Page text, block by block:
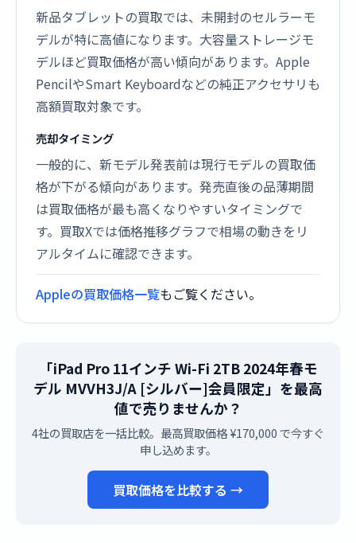
新品タブレットの買取では、未開封のセルラーモ
デルが特に高値になります。大容量ストレージモ
デルほど買取価格が高い傾向があります。Apple
PencilやSmart Keyboardなどの純正アクセサリも
高額買取対象です。
売却タイミング
一般的に、新モデル発表前は現行モデルの買取価
格が下がる傾向があります。発売直後の品薄期間
は買取価格が最も高くなりやすいタイミングで
す。買取Xでは価格推移グラフで相場の動きをリ
アルタイムに確認できます。
Appleの買取価格一覧もご覧ください。
「iPad Pro 11インチ Wi-Fi 2TB 2024年春モ
デル MVVH3J/A [シルバー]会員限定」を最高
値で売りませんか？
4社の買取店を一括比較。最高買取価格 ¥170,000 で今すぐ
申し込めます。
買取価格を比較する →